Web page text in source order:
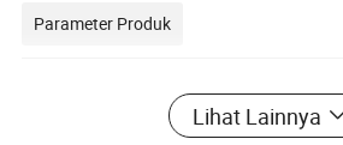
Parameter Produk
Kimia: Poliester-TGIC
Ukuran partikel: Cocok untuk semprotan
Lihat Lainnya